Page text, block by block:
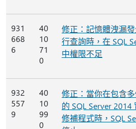
931
668
6
40
10
71
0
修正：記憶體洩漏
行查詢時，在 SQL
中權限不足
932
557
9
40
10
99
0
修正：當你在包含
的 SQL Server 2014
修補程式時，SQL